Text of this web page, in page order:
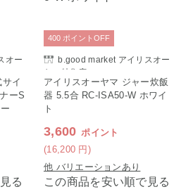
オー
イ
ーS
る
b.good market アイリスオー
ヤマ特集店
アイリスオーヤマ ジャー炊飯
器 5.5合 RC-ISA50-W ホワイ
ト
3,600 ポイント
(16,200 円)
400 ポイント OFF
他 バリエーションあり
この商品を安い順で見る